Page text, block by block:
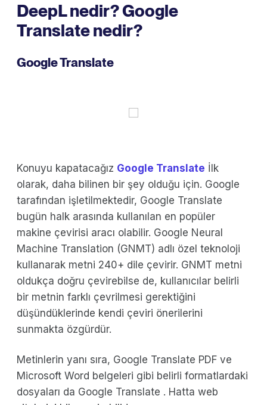
DeepL nedir? Google
Translate nedir?
Google Translate
Konuyu kapatacağız Google Translate İlk
olarak, daha bilinen bir şey olduğu için. Google
tarafından işletilmektedir, Google Translate
bugün halk arasında kullanılan en popüler
makine çevirisi aracı olabilir. Google Neural
Machine Translation (GNMT) adlı özel teknoloji
kullanarak metni 240+ dile çevirir. GNMT metni
oldukça doğru çevirebilse de, kullanıcılar belirli
bir metnin farklı çevrilmesi gerektiğini
düşündüklerinde kendi çeviri önerilerini
sunmakta özgürdür.
Metinlerin yanı sıra, Google Translate PDF ve
Microsoft Word belgeleri gibi belirli formatlardaki
dosyaları da Google Translate . Hatta web